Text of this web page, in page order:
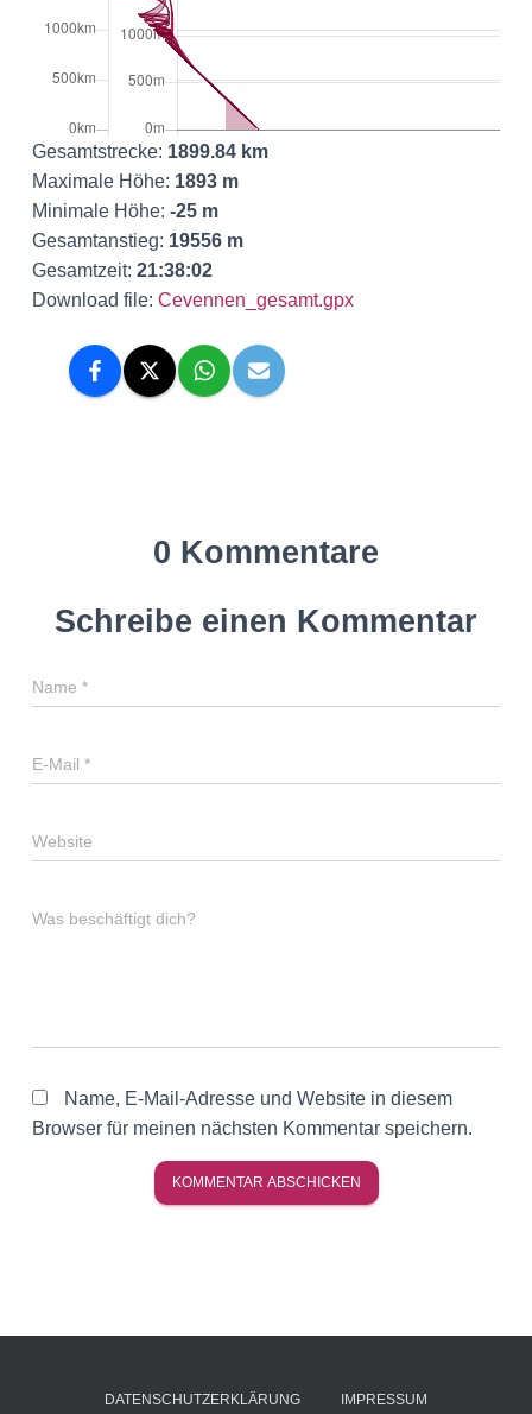
Gesamtstrecke: 1899.84 km
Maximale Höhe: 1893 m
Minimale Höhe: -25 m
Gesamtanstieg: 19556 m
Gesamtzeit: 21:38:02
Download file: Cevennen_gesamt.gpx
0 Kommentare
Schreibe einen Kommentar
Name *
E-Mail *
Website
Was beschäftigt dich?
Name, E-Mail-Adresse und Website in diesem
Browser für meinen nächsten Kommentar speichern.
DATENSCHUTZERKLÄRUNG IMPRESSUM